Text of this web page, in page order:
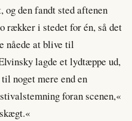
og den fandt sted aftenen
rækker i stedet for én, så det
nåede at blive til
lagde et lydtæppe ud,
noget mere end en
foran scenen,«